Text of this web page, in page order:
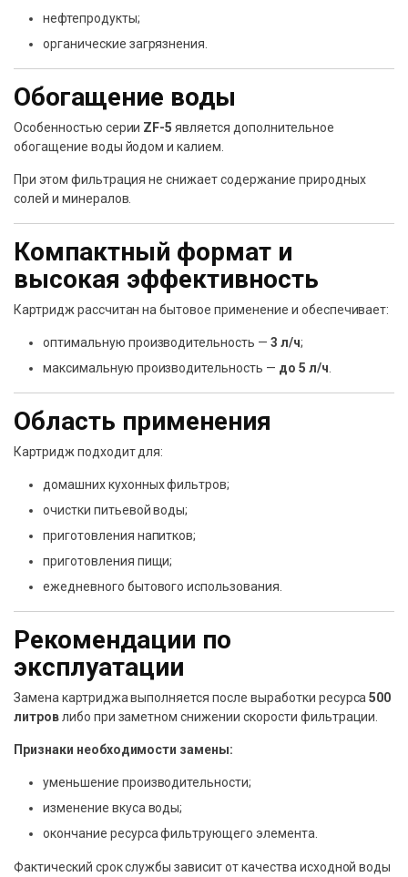
нефтепродукты;
органические загрязнения.
Обогащение воды
Особенностью серии ZF-5 является дополнительное
обогащение воды йодом и калием.
При этом фильтрация не снижает содержание природных
солей и минералов.
Компактный формат и
высокая эффективность
Картридж рассчитан на бытовое применение и обеспечивает:
оптимальную производительность —3 л/ч;
максимальную производительность — до 5 л/ч
Область применения
Картридж подходит для:
домашних кухонных фильтров;
очистки питьевой воды;
приготовления напитков;
приготовления пищи;
ежедневного бытового использования.
Рекомендации по
эксплуатации
Замена картриджа выполняется после выработки ресурса500
литровлибо при заметном снижении скорости фильтрации.
Признаки необходимости замены:
уменьшение производительности;
изменение вкуса воды;
окончание ресурса фильтрующего элемента.
Фактический срок службы зависит от качества исходной воды